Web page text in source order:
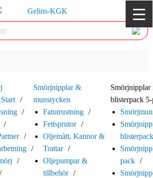
Smörjnipplar &
munstycken
Fatutrustning
Fettsprutor
Oljemått, Kannor &
Trattar
Oljepumpar &
tillbehör
Smörjnipplar
blisterpack
pack